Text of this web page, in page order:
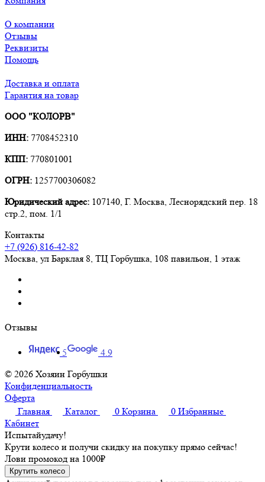
О компании
Отзывы
Реквизиты
Помощь
Доставка и оплата
Гарантия на товар
ООО "КОЛОРВ"
ИНН: 7708452310
КПП: 770801001
ОГРН: 1257700306082
Юридический адрес: 107140, Г. Москва, Леснорядский пер. 18
стр.2, пом. 1/1
Контакты
+7 (926) 816-42-82
Москва, ул Барклая 8, ТЦ Горбушка, 108 павильон, 1 этаж
Отзывы
5
4.9
© 2026 Хозяин Горбушки
Конфиденциальность
Оферта
Главная
Каталог 0 Корзина 0 Избранные
Кабинет
Испытайудачу!
Крути колесо и получи скидку на покупку прямо сейчас!
Лови промокод на 1000₽
Крутить колесо